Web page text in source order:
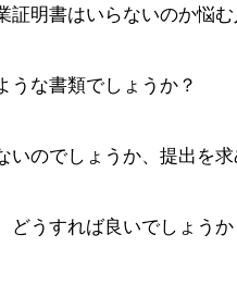
明書はいらないのか悩む
うな書類でしょうか？
いのでしょうか、提出を
どうすれば良いでしょうか